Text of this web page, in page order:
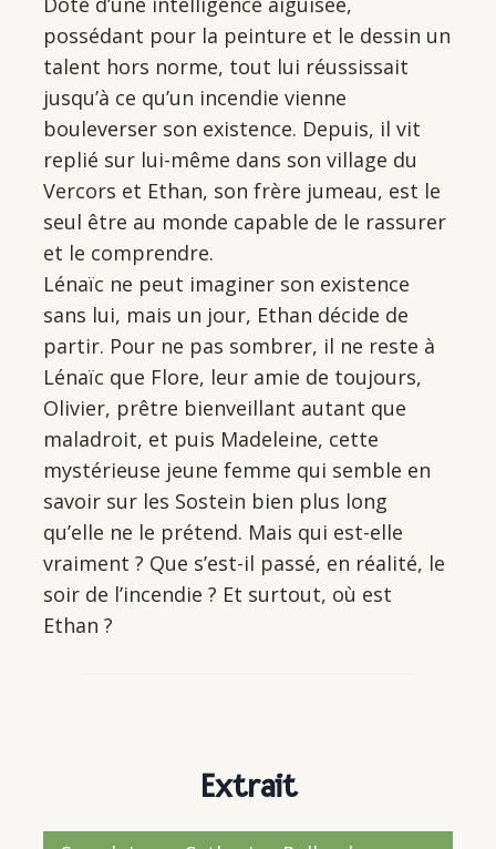
possédant pour la peinture et le dessin un
talent hors norme, tout lui réussissait
jusqu’à ce qu’un incendie vienne
bouleverser son existence. Depuis, il vit
replié sur lui-même dans son village du
Vercors et Ethan, son frère jumeau, est le
seul être au monde capable de le rassurer
et le comprendre.
Lénaïc ne peut imaginer son existence
sans lui, mais un jour, Ethan décide de
partir. Pour ne pas sombrer, il ne reste à
Lénaïc que Flore, leur amie de toujours,
Olivier, prêtre bienveillant autant que
maladroit, et puis Madeleine, cette
mystérieuse jeune femme qui semble en
savoir sur les Sostein bien plus long
qu’elle ne le prétend. Mais qui est-elle
vraiment ? Que s’est-il passé, en réalité, le
soir de l’incendie ? Et surtout, où est
Ethan ?
Extrait